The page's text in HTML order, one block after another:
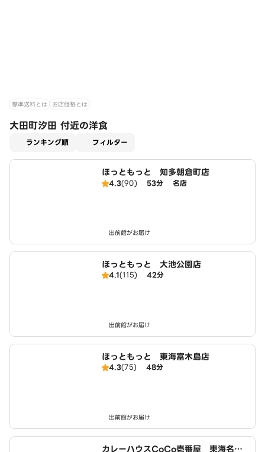
標準送料とは お店価格とは
大田町汐田 付近の洋食
ランキング順 フィルター
ほっともっと 知多朝倉町店
4.3(90) 53分 名店
出前館がお届け
ほっともっと 大池公園店
4.1(115) 42分
出前館がお届け
ほっともっと 東海富木島店
4.3(75) 48分
出前館がお届け
カレーハウスCoCo壱番屋 東海名和